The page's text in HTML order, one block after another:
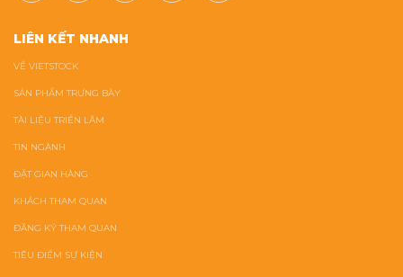
LIÊN KẾT NHANH
VỀ VIETSTOCK
SẢN PHẨM TRƯNG BÀY
TÀI LIỆU TRIỂN LÃM
TIN NGÀNH
ĐẶT GIAN HÀNG
KHÁCH THAM QUAN
ĐĂNG KÝ THAM QUAN
TIÊU ĐIỂM SỰ KIỆN